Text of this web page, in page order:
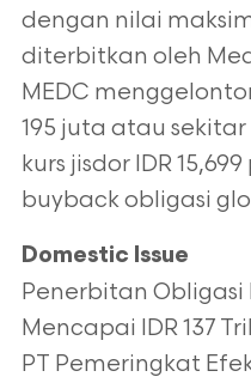
dengan nilai
diterbitkan oleh
MEDC
195 juta atau sekitar
kurs jisdor IDR
buyback obligasi
Domestic Issue
Penerbitan Obligasi
Mencapai IDR 137
PT Pemeringkat